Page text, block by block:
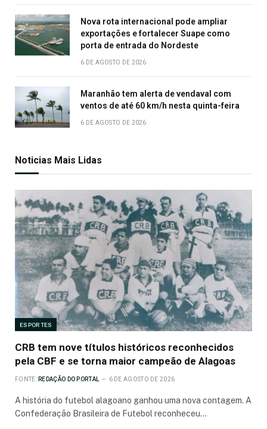
Nova rota internacional pode ampliar
exportações e fortalecer Suape como
porta de entrada do Nordeste
6 DE AGOSTO DE 2026
Maranhão tem alerta de vendaval com
ventos de até 60 km/h nesta quinta-feira
6 DE AGOSTO DE 2026
Noticias Mais Lidas
ESPORTES
CRB tem nove títulos históricos reconhecidos
pela CBF e se torna maior campeão de Alagoas
FONTE: REDAÇÃO DO PORTAL 6 DE AGOSTO DE 2026
A história do futebol alagoano ganhou uma nova contagem. A
Confederação Brasileira de Futebol reconheceu…